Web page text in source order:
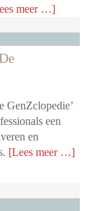
meer …]
GenZclopedie’
een
en
[Lees meer …]